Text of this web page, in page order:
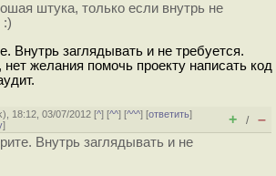
штука, только если внутрь не
:)
Внутрь заглядывать и не требуется.
нет желания помочь проекту написать код
), 18:12, 03/07/2012 [^] [^^] [^^^] [ответить]
] + / –
Внутрь заглядывать и не